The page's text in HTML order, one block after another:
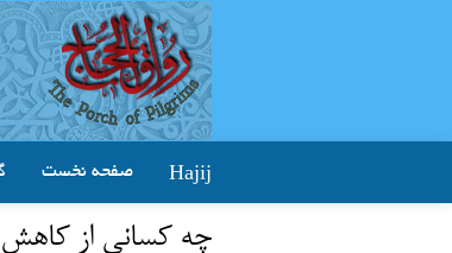
Hajij صفحه نخست
چه کسانی از کاهش